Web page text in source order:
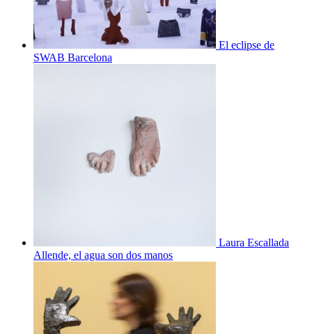
El eclipse de
SWAB Barcelona
Laura Escallada
Allende, el agua son dos manos